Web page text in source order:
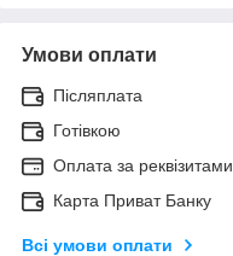
Умови оплати
Післяплата
Готівкою
Оплата за реквізитами
Карта Приват Банку
Всі умови оплати